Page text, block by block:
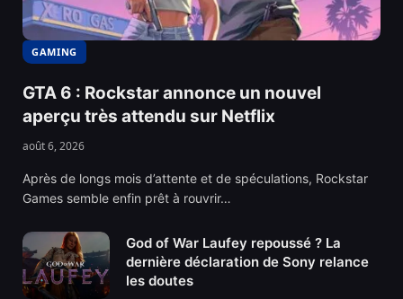
GAMING
GTA 6 : Rockstar annonce un nouvel
aperçu très attendu sur Netflix
août 6, 2026
Après de longs mois d’attente et de spéculations, Rockstar
Games semble enfin prêt à rouvrir…
God of War Laufey repoussé ? La
dernière déclaration de Sony relance
les doutes